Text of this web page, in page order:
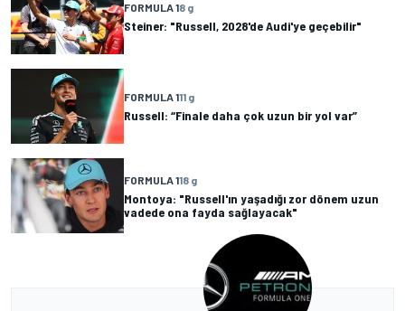
FORMULA 18 g
Steiner: "Russell, 2028'de Audi'ye geçebilir"
FORMULA 111 g
Russell: “Finale daha çok uzun bir yol var”
FORMULA 118 g
Montoya: "Russell'ın yaşadığı zor dönem uzun
vadede ona fayda sağlayacak"